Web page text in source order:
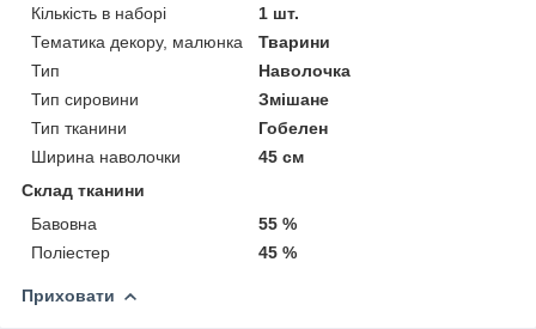
Кількість в наборі
1 шт.
Тематика декору, малюнка
Тварини
Тип
Наволочка
Тип сировини
Змішане
Тип тканини
Гобелен
Ширина наволочки
45 см
Склад тканини
Бавовна
55 %
Поліестер
45 %
Приховати